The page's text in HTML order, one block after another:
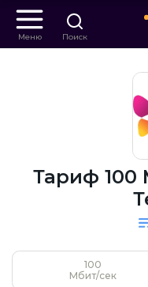
Меню Поиск
Тариф 100
100
Мбит/сек